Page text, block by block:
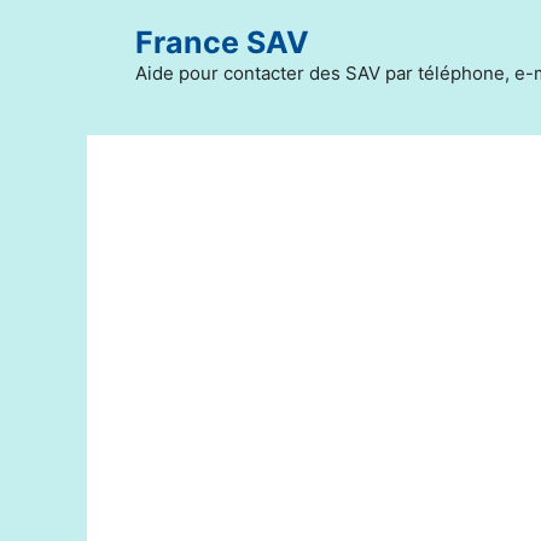
France SAV
Aide pour contacter des SAV par téléphone,